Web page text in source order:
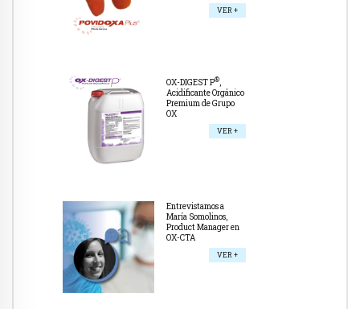
VER +
OX-DIGEST P®,
Acidificante Orgánico
Premium de Grupo
OX
VER +
Entrevistamos a
María Somolinos,
Product Manager en
OX-CTA
VER +